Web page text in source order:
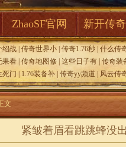
ZhaoSF官网 新开传
绍战 传奇世界小 传奇1.76秒 什么传
果看 传奇地图修 这些日子有 传奇装
死门 1.76装备补 传奇yy频道 风云传
文
紧皱着眉看跳跳蜂没